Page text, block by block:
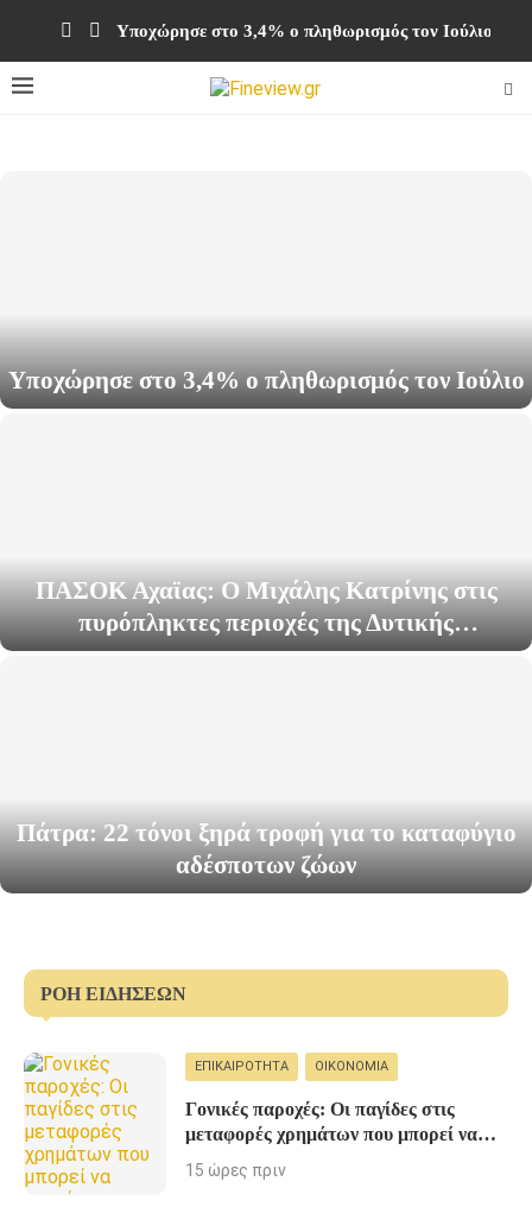
Υποχώρησε στο 3,4% ο πληθωρισμός τον Ιούλιο
Υποχώρησε στο 3,4% ο πληθωρισμός τον Ιούλιο
ΠΑΣΟΚ Αχαϊας: Ο Μιχάλης Κατρίνης στις
πυρόπληκτες περιοχές της Δυτικής
Αιγιάλειας
Πάτρα: 22 τόνοι ξηρά τροφή για το καταφύγιο
αδέσποτων ζώων
ΡΟΗ ΕΙΔΗΣΕΩΝ
ΕΠΙΚΑΙΡΌΤΗΤΑ ΟΙΚΟΝΟΜΊΑ
Γονικές παροχές: Οι παγίδες στις
μεταφορές χρημάτων που μπορεί να
κοστίσουν σε φόρο
15 ώρες πριν